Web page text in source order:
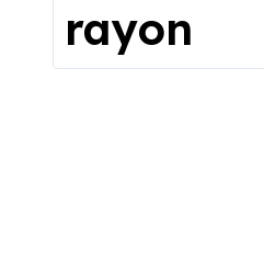
rayon